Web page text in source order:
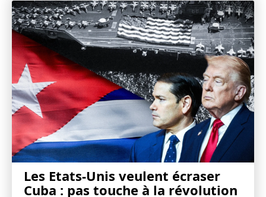
Les Etats-Unis veulent écraser
Cuba : pas touche à la révolution